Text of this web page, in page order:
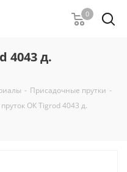
0
4043 д.
- Присадочные прутки -
ОК Tigrod 4043 д.